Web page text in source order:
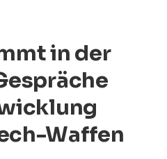
in der
Waffen